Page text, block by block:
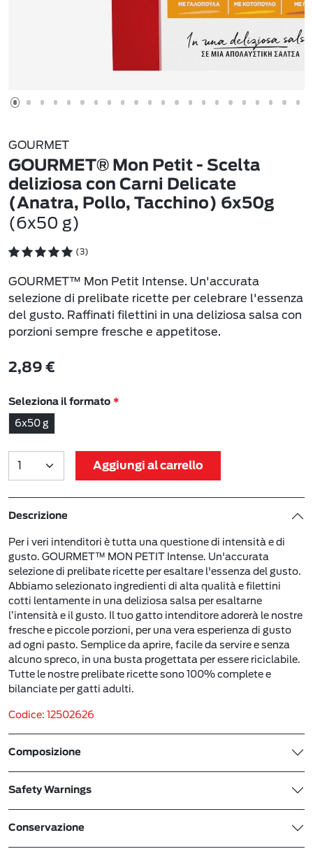
GOURMET
GOURMET® Mon Petit - Scelta
deliziosa con Carni Delicate
(Anatra, Pollo, Tacchino) 6x50g
(6x50 g)
(3)
GOURMET™ Mon Petit Intense. Un'accurata
selezione di prelibate ricette per celebrare l'essenza
del gusto. Raffinati filettini in una deliziosa salsa con
porzioni sempre fresche e appetitose.
2,89 €
Seleziona il formato
6x50 g
Aggiungi al carrello
Descrizione
Per i veri intenditori è tutta una questione di intensità e di
gusto. GOURMET™ MON PETIT Intense. Un'accurata
selezione di prelibate ricette per esaltare l'essenza del gusto.
Abbiamo selezionato ingredienti di alta qualità e filettini
cotti lentamente in una deliziosa salsa per esaltarne
l’intensità e il gusto. Il tuo gatto intenditore adorerà le nostre
fresche e piccole porzioni, per una vera esperienza di gusto
ad ogni pasto. Semplice da aprire, facile da servire e senza
alcuno spreco, in una busta progettata per essere riciclabile.
Tutte le nostre prelibate ricette sono 100% complete e
bilanciate per gatti adulti.
Codice: 12502626
Composizione
Safety Warnings
Conservazione